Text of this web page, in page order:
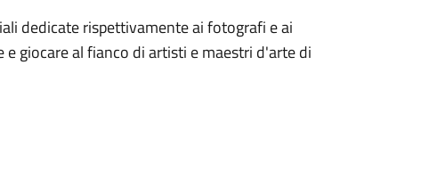
dedicate rispettivamente ai fotografi e ai
giocare al fianco di artisti e maestri d'arte di